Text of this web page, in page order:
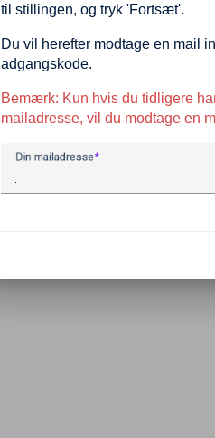
til stillingen, og tryk 'Fortsæt'.
Du vil herefter modtage en mail
adgangskode.
Bemærk: Kun hvis du tidligere
mailadresse, vil du modtage en
Din mailadresse